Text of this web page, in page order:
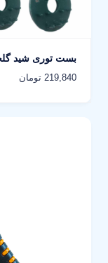
بست توری شید
219,840 تومان